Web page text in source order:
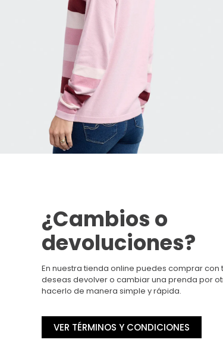
¿Cambios o
devoluciones?
En nuestra tienda online puedes comprar con
deseas devolver o cambiar una prenda por
hacerlo de manera simple y rápida.
VER TÉRMINOS Y CONDICIONES